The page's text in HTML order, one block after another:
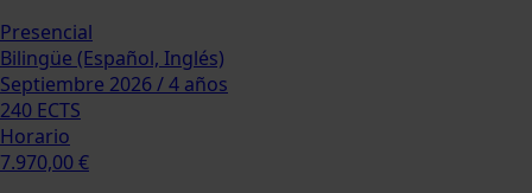
Presencial
Bilingüe (Español, Inglés)
Septiembre 2026 / 4 años
240 ECTS
Horario
7.970,00 €